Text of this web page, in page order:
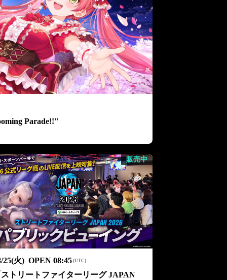
Parade!!"
販売中
25(火) OPEN 08:45 (UTC)
トリートファイターリーグ JAPAN